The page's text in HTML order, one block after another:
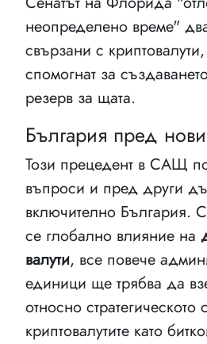
неопределено време"
свързани с
спомогнат за
резерв за щата.
България пред
Този прецедент в САЩ
въпроси и пред други
включително България.
се глобално влияние на
валути, все повече
единици ще трябва да
относно
криптовалутите като